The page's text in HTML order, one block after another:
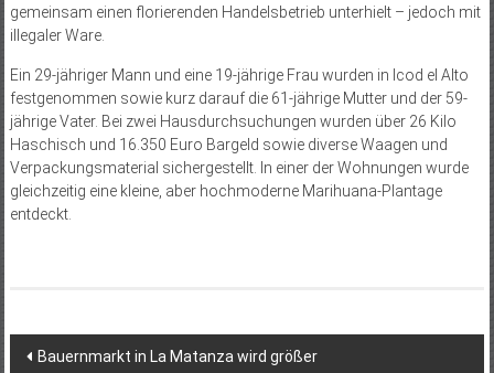
gemeinsam einen florierenden Handelsbetrieb unterhielt – jedoch mit
illegaler Ware.
Ein 29-jähriger Mann und eine 19-jährige Frau wurden in Icod el Alto
festgenommen sowie kurz darauf die 61-jährige Mutter und der 59-
jährige Vater. Bei zwei Hausdurchsuchungen wurden über 26 Kilo
Haschisch und 16.350 Euro Bargeld sowie diverse Waagen und
Verpackungsmaterial sichergestellt. In einer der Wohnungen wurde
gleichzeitig eine kleine, aber hochmoderne Marihuana-Plantage
entdeckt.
Beitragsnavigation
Bauernmarkt in La Matanza wird größer